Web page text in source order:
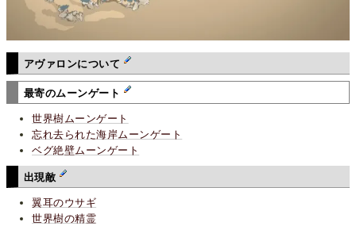
アヴァロンについて
最寄のムーンゲート
世界樹ムーンゲート
忘れ去られた海岸ムーンゲート
ベグ絶壁ムーンゲート
出現敵
翼耳のウサギ
世界樹の精霊